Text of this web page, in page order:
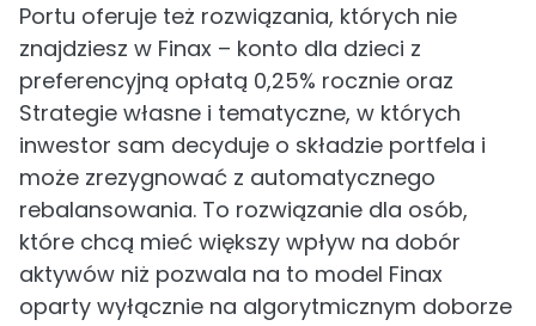
Portu oferuje też rozwiązania, których nie
znajdziesz w Finax – konto dla dzieci z
preferencyjną opłatą 0,25% rocznie oraz
Strategie własne i tematyczne, w których
inwestor sam decyduje o składzie portfela i
może zrezygnować z automatycznego
rebalansowania. To rozwiązanie dla osób,
które chcą mieć większy wpływ na dobór
aktywów niż pozwala na to model Finax
oparty wyłącznie na algorytmicznym doborze